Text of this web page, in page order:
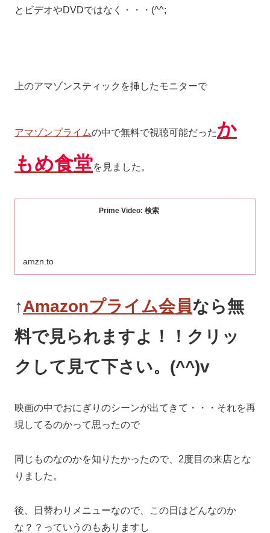
とビデオやDVDではなく・・・(^^;
上のアマゾンスティックを挿したモニターで
アマゾンプライムの中で無料で視聴可能だったか
もめ食堂を見ました。
Prime Video: 検索
amzn.to
↑Amazonプライム会員なら無
料で見られますよ！！クリッ
クして見て下さい。(^^)v
映画の中でおにぎりのシーンが出てきて・・・それを再
現してるのかって思ったので
同じものなのかを知りたかったので、2度目の来店とな
りました。
後、日替わりメニューなので、この日はどんなのか
な？？っていうのもありますし